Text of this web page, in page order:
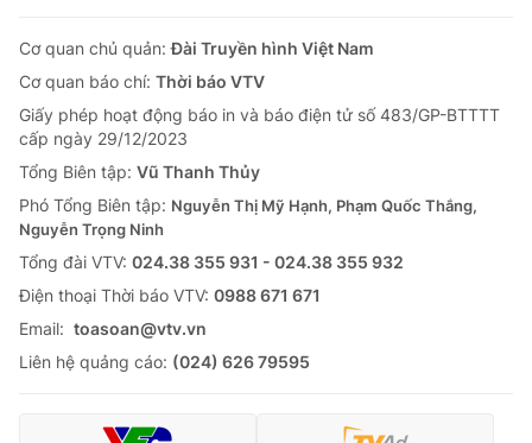
Cơ quan chủ quản:Đài Truyền hình Việt Nam
Cơ quan báo chí: Thời báo VTV
Giấy phép hoạt động báo in và báo điện tử số 483/GP-BTTTT
cấp ngày 29/12/2023
Tổng Biên tập: Vũ Thanh Thủy
Phó Tổng Biên tập: Nguyễn Thị Mỹ Hạnh, Phạm Quốc Thắng,
Nguyễn Trọng Ninh
Tổng đài VTV: 024.38 355 931 - 024.38 355 932
Ðiện thoại Thời báo VTV: 0988 671 671
Email: toasoan@vtv.vn
Liên hệ quảng cáo: (024) 626 79595